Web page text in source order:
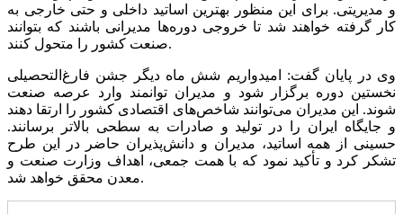
و مدیریتی. برای این منظور بهترین اساتید داخلی و حتی خارجی به
کار گرفته خواهند شد تا خروجی دوره‌ها مدیرانی باشند که بتوانند
صنعت کشور را متحول کنند.
وی در پایان گفت: امیدواریم شش ماه دیگر جشن فارغ‌التحصیلی
نخستین دوره برگزار شود و مدیران توانمند وارد عرصه صنعت
شوند. این مدیران می‌توانند شاخص‌های اقتصادی کشور را ارتقا دهند
و جایگاه ایران را در تولید و صادرات به سطحی بالاتر برسانند.
حسینی از همه اساتید، مدیران و دانش‌پذیران حاضر در این طرح
تشکر کرد و تأکید نمود که با همت جمعی، اهداف وزارت صنعت و
معدن محقق خواهد شد.